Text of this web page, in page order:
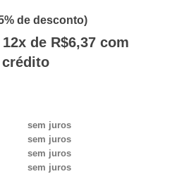
de desconto)
12x de R$6,37 com
sem juros
sem juros
sem juros
sem juros